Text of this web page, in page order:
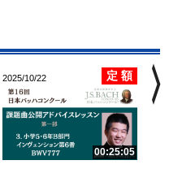
2025/10/22 定 額
00:25:05
chevron_right